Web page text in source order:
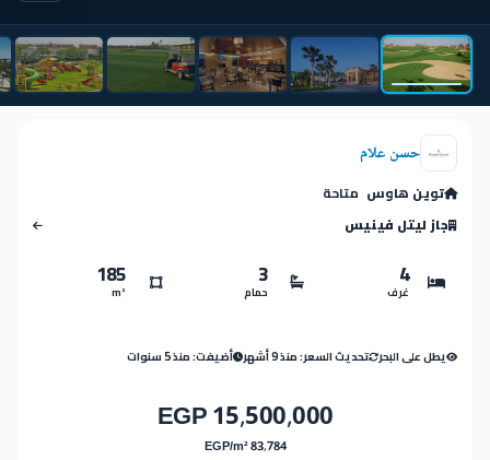
حسن علام
توين هاوس متاحة
جاز ليتل فينيس
4
غرف
3
حمام
185
m²
يطل على البحر تحديث السعر: منذ 9 أشهر أضيفت: منذ 5 سنوات
15,500,000 EGP
83,784 EGP/m²